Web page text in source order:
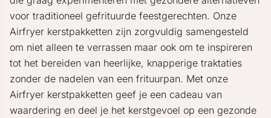
voor traditioneel gefrituurde feestgerechten. Onze
Airfryer kerstpakketten zijn zorgvuldig samengesteld
om niet alleen te verrassen maar ook om te inspireren
tot het bereiden van heerlijke, knapperige traktaties
zonder de nadelen van een frituurpan. Met onze
Airfryer kerstpakketten geef je een cadeau van
waardering en deel je het kerstgevoel op een gezonde